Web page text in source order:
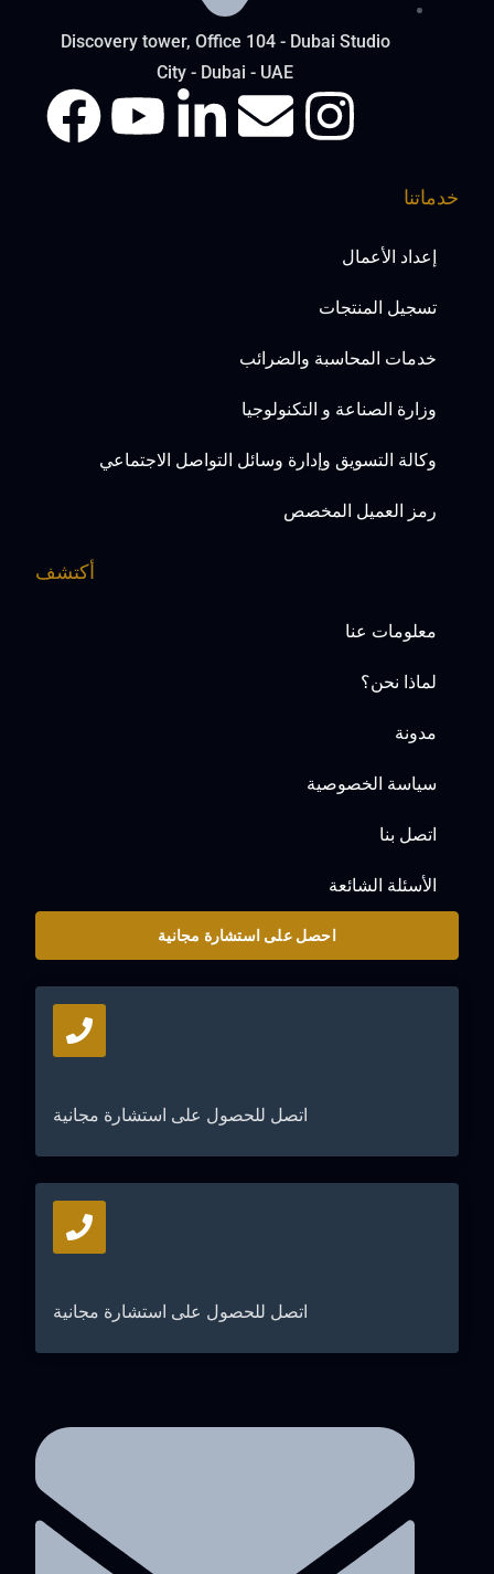
Discovery tower, Office 104 - Dubai Studio
City - Dubai - UAE
خدماتنا
إعداد الأعمال
تسجيل المنتجات
خدمات المحاسبة والضرائب
وزارة الصناعة و التكنولوجيا
وكالة التسويق وإدارة وسائل التواصل الاجتماعي
رمز العميل المخصص
أكتشف
معلومات عنا
لماذا نحن؟
مدونة
سياسة الخصوصية
اتصل بنا
الأسئلة الشائعة
احصل على استشارة مجانية
اتصل للحصول على استشارة مجانية
اتصل للحصول على استشارة مجانية